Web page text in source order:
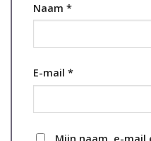
Naam *
E-mail *